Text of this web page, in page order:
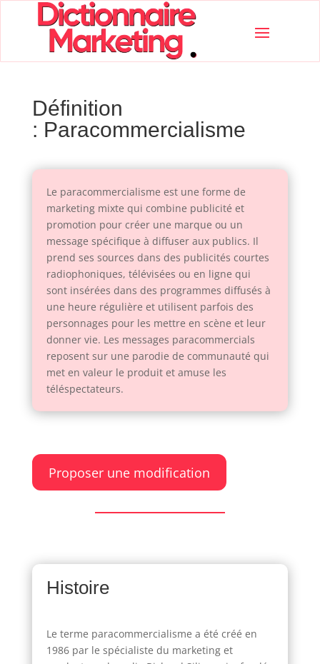
Définition
: Paracommercialisme
Le paracommercialisme est une forme de
marketing mixte qui combine publicité et
promotion pour créer une marque ou un
message spécifique à diffuser aux publics. Il
prend ses sources dans des publicités courtes
radiophoniques, télévisées ou en ligne qui
sont insérées dans des programmes diffusés à
une heure régulière et utilisent parfois des
personnages pour les mettre en scène et leur
donner vie. Les messages paracommercials
reposent sur une parodie de communauté qui
met en valeur le produit et amuse les
téléspectateurs.
Proposer une modification
Histoire
Le terme paracommercialisme a été créé en
1986 par le spécialiste du marketing et